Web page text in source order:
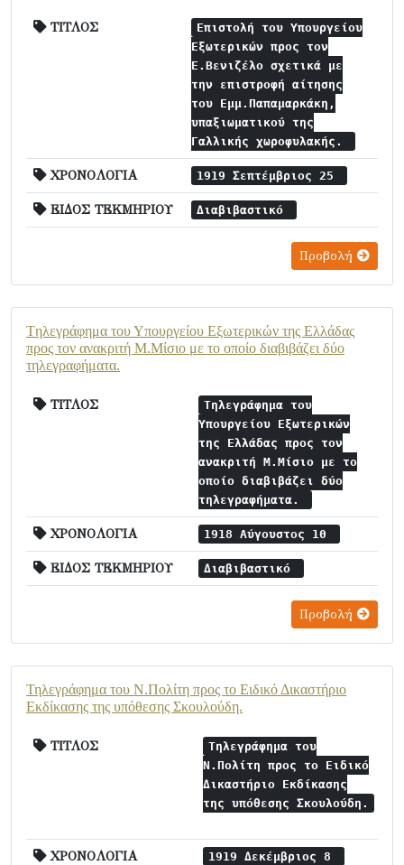
ΤΙΤΛΟΣ
Επιστολή του Υπουργείου
Εξωτερικών προς τον
Ε.Βενιζέλο σχετικά με
την επιστροφή αίτησης
του Εμμ.Παπαμαρκάκη,
υπαξιωματικού της
Γαλλικής χωροφυλακής.
ΧΡΟΝΟΛΟΓΙΑ 1919 Σεπτέμβριος 25
ΕΙΔΟΣ ΤΕΚΜΗΡΙΟΥ Διαβιβαστικό
Προβολή
Tηλεγράφημα του Υπουργείου Εξωτερικών της Ελλάδας
προς τον ανακριτή Μ.Μίσιο με το οποίο διαβιβάζει δύο
τηλεγραφήματα.
ΤΙΤΛΟΣ
Tηλεγράφημα του
Υπουργείου Εξωτερικών
της Ελλάδας προς τον
ανακριτή Μ.Μίσιο με το
οποίο διαβιβάζει δύο
τηλεγραφήματα.
ΧΡΟΝΟΛΟΓΙΑ 1918 Αύγουστος 10
ΕΙΔΟΣ ΤΕΚΜΗΡΙΟΥ Διαβιβαστικό
Προβολή
Τηλεγράφημα του Ν.Πολίτη προς το Ειδικό Δικαστήριο
Εκδίκασης της υπόθεσης Σκουλούδη.
ΤΙΤΛΟΣ
Τηλεγράφημα του
Ν.Πολίτη προς το Ειδικό
Δικαστήριο Εκδίκασης
της υπόθεσης Σκουλούδη.
ΧΡΟΝΟΛΟΓΙΑ 1919 Δεκέμβριος 8